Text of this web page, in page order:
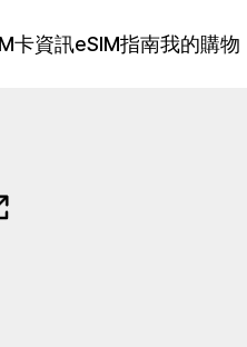
卡資訊eSIM指南我的購物